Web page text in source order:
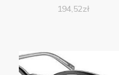
194,52zł